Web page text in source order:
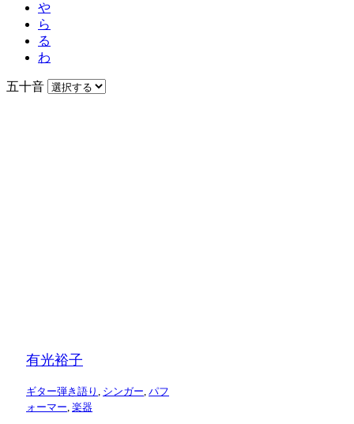
や
ら
る
わ
五十音
有光裕子
ギター弾き語り , シンガー, パフ
ォーマー, 楽器